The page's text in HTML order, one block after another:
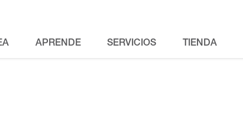
APRENDE SERVICIOS TIENDA